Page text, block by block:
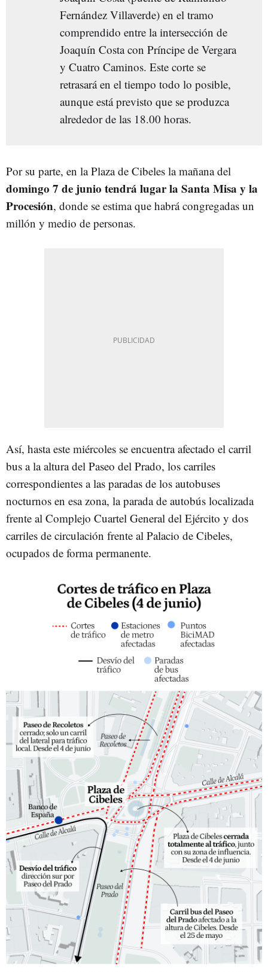
Fernández Villaverde) en el tramo
comprendido entre la intersección de
Joaquín Costa con Príncipe de Vergara
y Cuatro Caminos. Este corte se
retrasará en el tiempo todo lo posible,
aunque está previsto que se produzca
alrededor de las 18.00 horas.
Por su parte, en la Plaza de Cibeles la mañana del
domingo 7 de junio tendrá lugar la Santa Misa y la
Procesión, donde se estima que habrá congregadas un
millón y medio de personas.
Así, hasta este miércoles se encuentra afectado el carril
bus a la altura del Paseo del Prado, los carriles
correspondientes a las paradas de los autobuses
nocturnos en esa zona, la parada de autobús localizada
frente al Complejo Cuartel General del Ejército y dos
carriles de circulación frente al Palacio de Cibeles,
ocupados de forma permanente.